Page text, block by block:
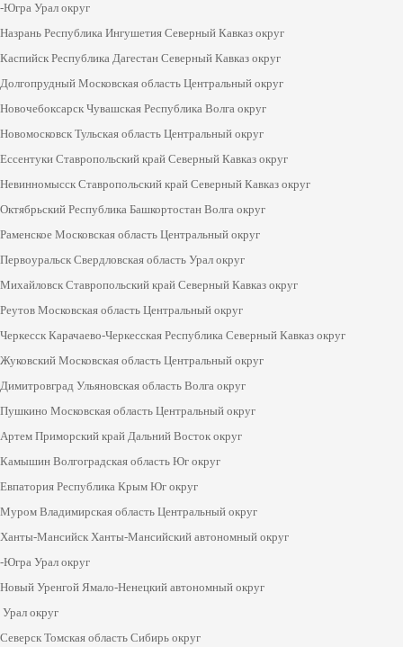
-Югра Урал округ
Назрань Республика Ингушетия Северный Кавказ округ
Каспийск Республика Дагестан Северный Кавказ округ
Долгопрудный Московская область Центральный округ
Новочебоксарск Чувашская Республика Волга округ
Новомосковск Тульская область Центральный округ
Ессентуки Ставропольский край Северный Кавказ округ
Невинномысск Ставропольский край Северный Кавказ округ
Октябрьский Республика Башкортостан Волга округ
Раменское Московская область Центральный округ
Первоуральск Свердловская область Урал округ
Михайловск Ставропольский край Северный Кавказ округ
Реутов Московская область Центральный округ
Черкесск Карачаево-Черкесская Республика Северный Кавказ округ
Жуковский Московская область Центральный округ
Димитровград Ульяновская область Волга округ
Пушкино Московская область Центральный округ
Артем Приморский край Дальний Восток округ
Камышин Волгоградская область Юг округ
Евпатория Республика Крым Юг округ
Муром Владимирская область Центральный округ
Ханты-Мансийск Ханты-Мансийский автономный округ
-Югра Урал округ
Новый Уренгой Ямало-Ненецкий автономный округ
Урал округ
Северск Томская область Сибирь округ